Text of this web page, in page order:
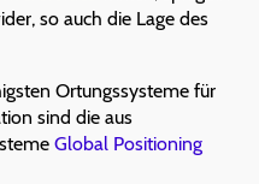
so auch die Lage des
Ortungssysteme für
sind die aus
Global Positioning